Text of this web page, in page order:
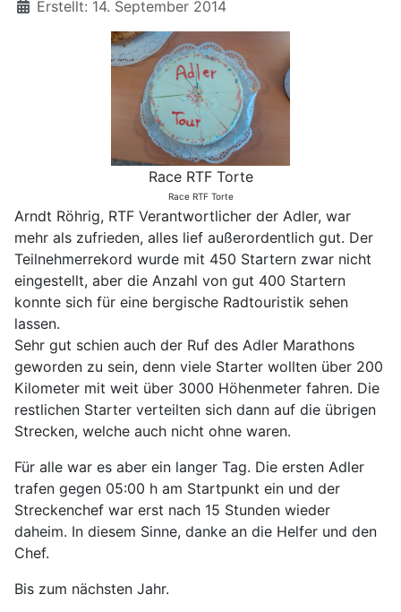
DetailsErstellt: 14. September 2014
Race RTF Torte
Race RTF Torte
Arndt Röhrig, RTF Verantwortlicher der Adler, war
mehr als zufrieden, alles lief außerordentlich gut. Der
Teilnehmerrekord wurde mit 450 Startern zwar nicht
eingestellt, aber die Anzahl von gut 400 Startern
konnte sich für eine bergische Radtouristik sehen
lassen.
Sehr gut schien auch der Ruf des Adler Marathons
geworden zu sein, denn viele Starter wollten über 200
Kilometer mit weit über 3000 Höhenmeter fahren. Die
restlichen Starter verteilten sich dann auf die übrigen
Strecken, welche auch nicht ohne waren.
Für alle war es aber ein langer Tag. Die ersten Adler
trafen gegen 05:00 h am Startpunkt ein und der
Streckenchef war erst nach 15 Stunden wieder
daheim. In diesem Sinne, danke an die Helfer und den
Chef.
Bis zum nächsten Jahr.